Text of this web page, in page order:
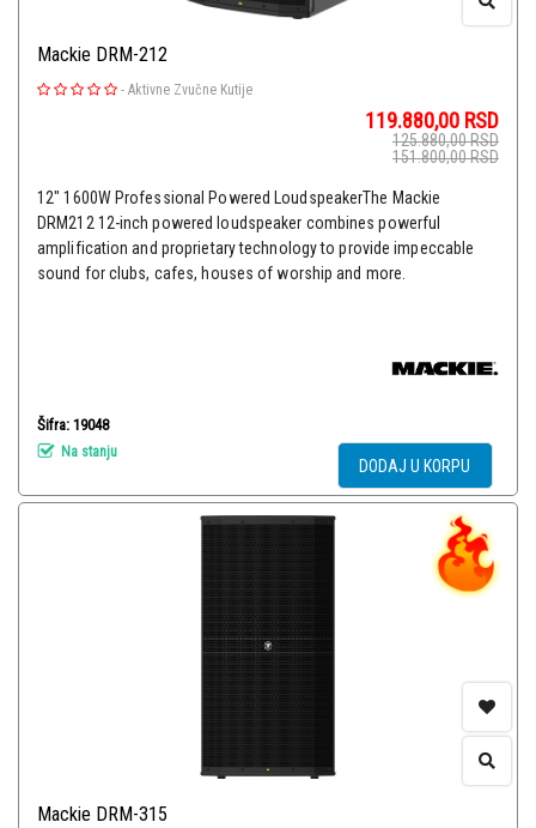
Mackie DRM-212
- Aktivne Zvučne Kutije
119.880,00 RSD
125.880,00RSD
151.800,00RSD
12" 1600W Professional Powered LoudspeakerThe Mackie
DRM212 12-inch powered loudspeaker combines powerful
amplification and proprietary technology to provide impeccable
sound for clubs, cafes, houses of worship and more.
Šifra: 19048
Na stanju
DODAJ U KORPU
Mackie DRM-315